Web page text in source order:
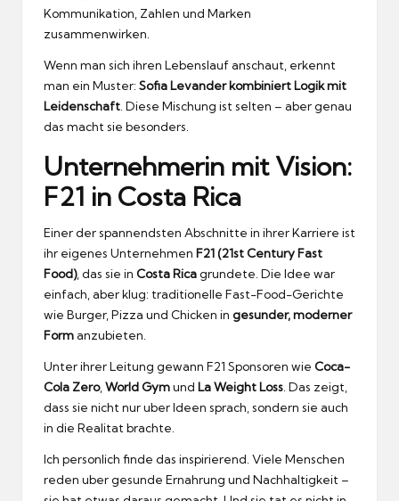
Kommunikation, Zahlen und Marken
zusammenwirken.
Wenn man sich ihren Lebenslauf anschaut, erkennt
man ein Muster: Sofia Levander kombiniert Logik mit
Leidenschaft Diese Mischung ist selten – aber genau
das macht sie besonders.
Unternehmerin mit Vision:
F21 in Costa Rica
Einer der spannendsten Abschnitte in ihrer Karriere ist
ihr eigenes Unternehmen F21 (21st Century Fast
Food), das sie in Costa Ricagrundete. Die Idee war
einfach, aber klug: traditionelle Fast-Food-Gerichte
wie Burger, Pizza und Chicken in gesunder, moderner
Formanzubieten.
Unter ihrer Leitung gewann F21 Sponsoren wie Coca-
Cola Zero, World Gymund La Weight Loss Das zeigt,
dass sie nicht nur uber Ideen sprach, sondern sie auch
in die Realitat brachte.
Ich personlich finde das inspirierend. Viele Menschen
reden uber gesunde Ernahrung und Nachhaltigkeit –